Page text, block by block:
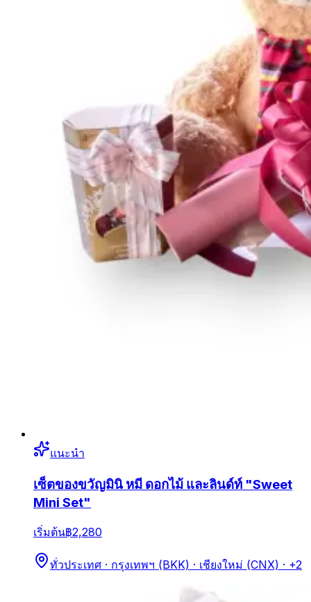
แนะนำ
เซ็ตของขวัญมินิ หมี ดอกไม้ และลินด์ท์ "Sweet
Mini Set"
เริ่มต้น฿2,280
ทั่วประเทศ · กรุงเทพฯ (BKK) · เชียงใหม่ (CNX) · +2